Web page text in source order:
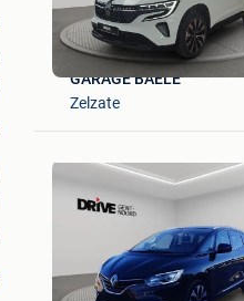
GARAGE BAELE
Zelzate